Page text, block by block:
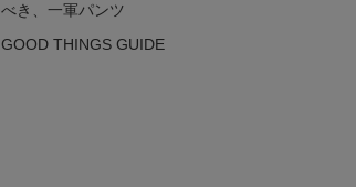
べき、一軍パンツ
GOOD THINGS GUIDE